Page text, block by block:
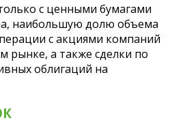
с ценными бумагами
наибольшую долю объема
с акциями компаний
рынке, а также сделки по
облигаций на